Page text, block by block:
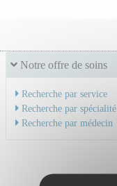
Notre offre de soins
Recherche par service
Recherche par spécialité
Recherche par médecin